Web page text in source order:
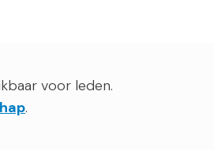
voor leden.
.